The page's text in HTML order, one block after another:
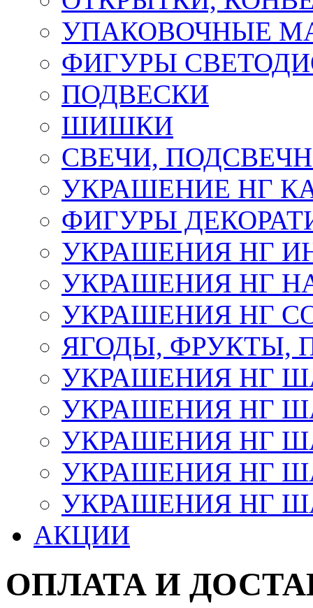
УПАКОВОЧНЫЕ
ФИГУРЫ
ПОДВЕСКИ
ШИШКИ
СВЕЧИ,
УКРАШЕНИЕ НГ
ФИГУРЫ
УКРАШЕНИЯ НГ
УКРАШЕНИЯ НГ
УКРАШЕНИЯ НГ
ЯГОДЫ, ФРУКТЫ,
УКРАШЕНИЯ НГ
УКРАШЕНИЯ НГ
УКРАШЕНИЯ НГ
УКРАШЕНИЯ НГ
УКРАШЕНИЯ НГ
АКЦИИ
ОПЛАТА И